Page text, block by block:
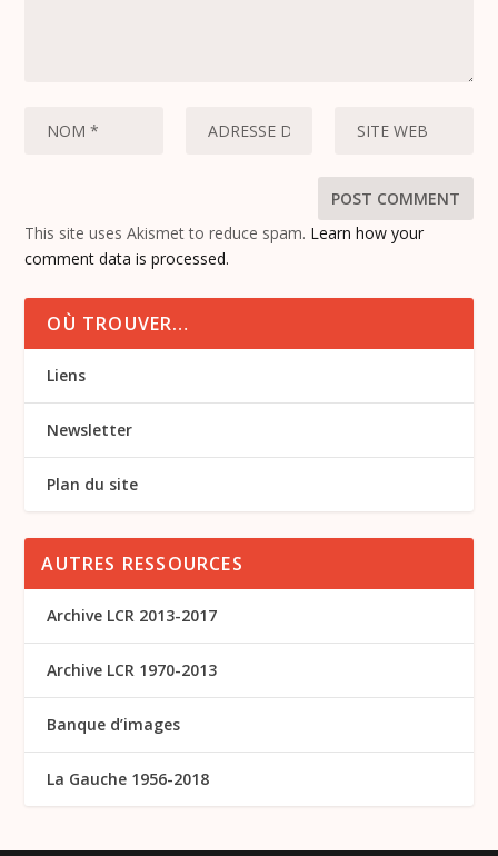
This site uses Akismet to reduce spam. Learn how your
comment data is processed.
OÙ TROUVER…
Liens
Newsletter
Plan du site
AUTRES RESSOURCES
Archive LCR 2013-2017
Archive LCR 1970-2013
Banque d’images
La Gauche 1956-2018